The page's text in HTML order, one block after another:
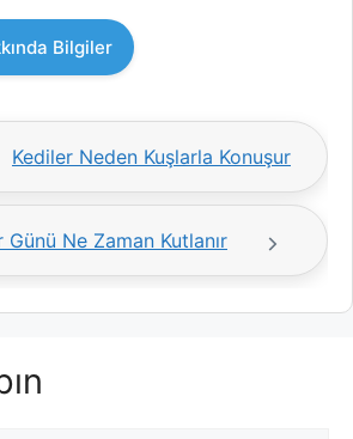
Bilgiler
Kediler Neden Kuşlarla Konuşur
Günü Ne Zaman Kutlanır